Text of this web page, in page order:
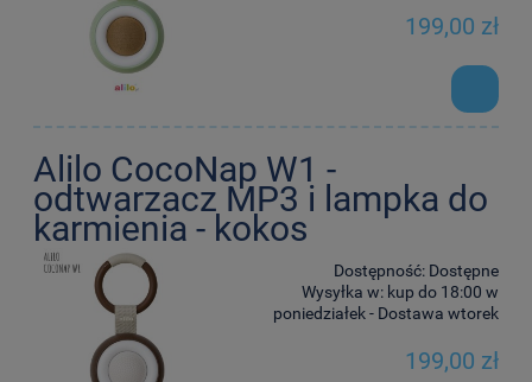
199,00 zł
Alilo CocoNap W1 -
odtwarzacz MP3 i lampka do
karmienia - kokos
Dostępność: Dostępne
Wysyłka w: kup do 18:00 w
poniedziałek - Dostawa wtorek
199,00 zł